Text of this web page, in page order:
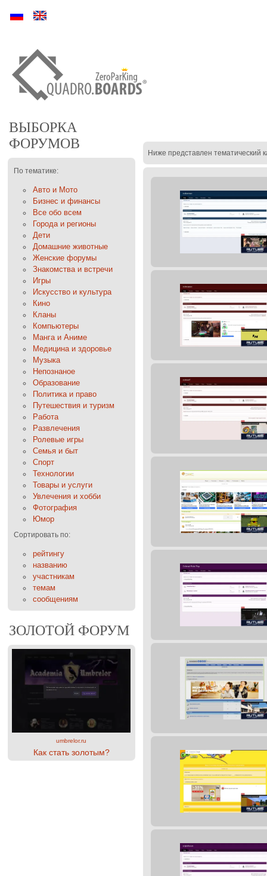
Ру En
ВЫБОРКА
ФОРУМОВ
По тематике:
Авто и Мото
Бизнес и финансы
Все обо всем
Города и регионы
Дети
Домашние животные
Женские форумы
Знакомства и встречи
Игры
Искусство и культура
Кино
Кланы
Компьютеры
Манга и Аниме
Медицина и здоровье
Музыка
Непознаное
Образование
Политика и право
Путешествия и туризм
Работа
Развлечения
Ролевые игры
Семья и быт
Спорт
Технологии
Товары и услуги
Увлечения и хобби
Фотография
Юмор
Сортировать по:
рейтингу
названию
участникам
темам
сообщениям
ЗОЛОТОЙ ФОРУМ
umbrelor.ru
Как стать золотым?
Ниже представлен тематический